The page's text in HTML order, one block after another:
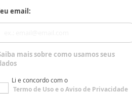
email:
mais sobre como usamos seus
Li e concordo com o
Termo de Usoe oAviso de Privacidade